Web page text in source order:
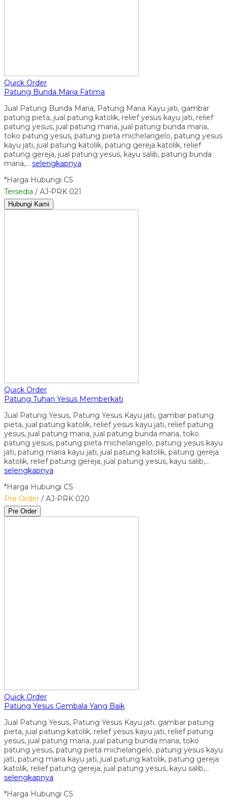
Quick Order
Patung Bunda Maria Fatima
Jual Patung Bunda Maria, Patung Maria Kayu jati, gambar
patung pieta, jual patung katolik, relief yesus kayu jati, relief
patung yesus, jual patung maria, jual patung bunda maria,
toko patung yesus, patung pieta michelangelo, patung yesus
kayu jati, jual patung katolik, patung gereja katolik, relief
patung gereja, jual patung yesus, kayu salib, patung bunda
maria,… selengkapnya
*Harga Hubungi CS
Tersedia / AJ-PRK 021
Hubungi Kami
Quick Order
Patung Tuhan Yesus Memberkati
Jual Patung Yesus, Patung Yesus Kayu jati, gambar patung
pieta, jual patung katolik, relief yesus kayu jati, relief patung
yesus, jual patung maria, jual patung bunda maria, toko
patung yesus, patung pieta michelangelo, patung yesus kayu
jati, patung maria kayu jati, jual patung katolik, patung gereja
katolik, relief patung gereja, jual patung yesus, kayu salib,…
selengkapnya
*Harga Hubungi CS
Pre Order / AJ-PRK 020
Pre Order
Quick Order
Patung Yesus Gembala Yang Baik
Jual Patung Yesus, Patung Yesus Kayu jati, gambar patung
pieta, jual patung katolik, relief yesus kayu jati, relief patung
yesus, jual patung maria, jual patung bunda maria, toko
patung yesus, patung pieta michelangelo, patung yesus kayu
jati, patung maria kayu jati, jual patung katolik, patung gereja
katolik, relief patung gereja, jual patung yesus, kayu salib,…
selengkapnya
*Harga Hubungi CS